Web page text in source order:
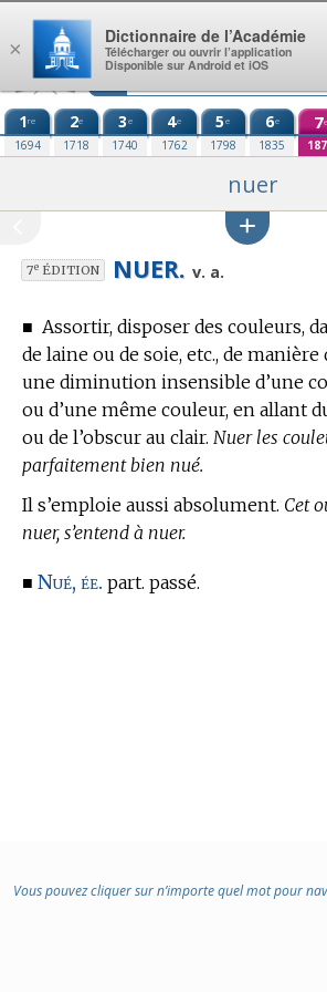
Aller au contenu
1re
1694
2e
1718
3e
1740
4e
1762
5e
1798
6e
1835
7e
nuer
7eÉDITION NUER. v. a.
■ Assortir, disposer des couleurs,
de laine ou de soie, etc., de manière
une diminution insensible d’une
ou d’une même couleur, en allant
ou de l’obscur au clair. Nuer les
parfaitement bien nué.
Il s’emploie aussi absolument. Cet
nuer, s’entend à nuer.
■ Nué, ée. part. passé.
Vous pouvez cliquer sur n’importe quel mot pour
×
Dictionnaire de l’Académie
Télécharger ou ouvrir l’application
Disponible sur Android et iOS